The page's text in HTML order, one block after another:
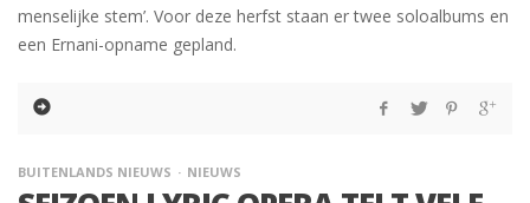
menselijke stem’. Voor deze herfst staan er twee soloalbums en
een Ernani-opname gepland.
BUITENLANDS NIEUWS NIEUWS